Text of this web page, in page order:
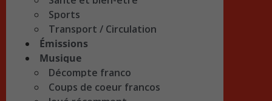
Sports
Transport / Circulation
Émissions
Musique
Décompte franco
Coups de coeur francos